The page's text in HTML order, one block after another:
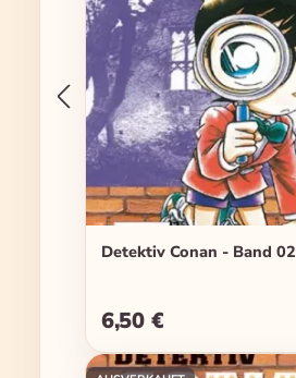
Detektiv Conan - Band 02
Regulärer Preis:
6,50 €